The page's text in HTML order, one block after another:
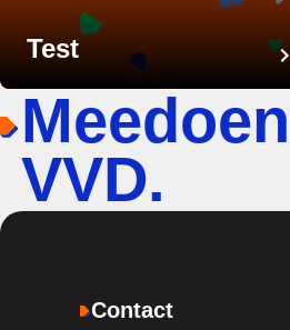
Test
VVD.
Contact